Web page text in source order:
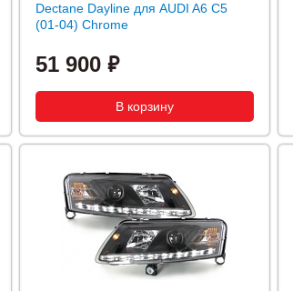
Dectane Dayline для AUDI A6 C5
(01-04) Chrome
51 900